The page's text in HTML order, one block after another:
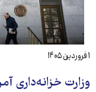
وزارت خزانه‌داری
۱ فروردین ۱۴۰۵